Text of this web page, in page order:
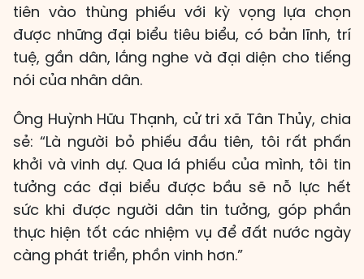
tiên vào thùng phiếu với kỳ vọng lựa chọn
được những đại biểu tiêu biểu, có bản lĩnh, trí
tuệ, gần dân, lắng nghe và đại diện cho tiếng
nói của nhân dân.
Ông Huỳnh Hữu Thạnh, cử tri xã Tân Thủy, chia
sẻ: “Là người bỏ phiếu đầu tiên, tôi rất phấn
khởi và vinh dự. Qua lá phiếu của mình, tôi tin
tưởng các đại biểu được bầu sẽ nỗ lực hết
sức khi được người dân tin tưởng, góp phần
thực hiện tốt các nhiệm vụ để đất nước ngày
càng phát triển, phồn vinh hơn.”